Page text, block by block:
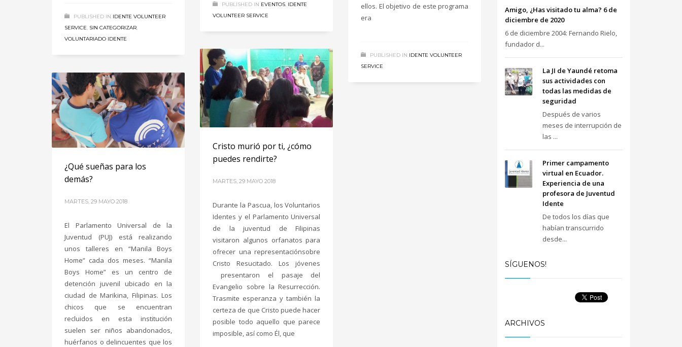
PUBLISHED IN IDENTE VOLUNTEER
SERVICE, SIN CATEGORIZAR,
VOLUNTARIADO IDENTE
PUBLISHED IN EVENTOS, IDENTE
VOLUNTEER SERVICE
ellos. El objetivo de este programa
era
PUBLISHED IN IDENTE VOLUNTEER
SERVICE
Cristo murió por ti, ¿cómo
puedes rendirte?
MARTES, 29 MAYO 2018
Durante la Pascua, los Voluntarios
Identes y el Parlamento Universal
de la juventud de Filipinas
visitaron algunos orfanatos para
ofrecer una representaciónsobre
Cristo Resucitado. Los jóvenes
presentaron el pasaje del
Evangelio sobre la Resurrección.
Trasmite esperanza y también la
certeza de que Cristo puede hacer
posible todo aquello que parece
imposible, así como Él, que
¿Qué sueñas para los
demás?
MARTES, 29 MAYO 2018
El Parlamento Universal de la
Juventud (PUJ) está realizando
unos talleres en “Manila Boys
Home” cada dos meses. “Manila
Boys Home” es un centro de
detención juvenil ubicado en la
ciudad de Marikina, Filipinas. Los
chicos que se encuentran
recluidos en esta institución
suelen ser niños abandonados,
huérfanos o delincuentes que los
Amigo, ¿Has visitado tu alma? 6 de
diciembre de 2020
6 de diciembre 2004: Fernando Rielo,
fundador d...
La JI de Yaundé retoma
sus actividades con
todas las medidas de
seguridad
Después de varios
meses de interrupción de
las ...
Primer campamento
virtual en Ecuador.
Experiencia de una
profesora de Juventud
Idente
De todos los días que
habían transcurrido
desde...
SÍGUENOS!
ARCHIVOS